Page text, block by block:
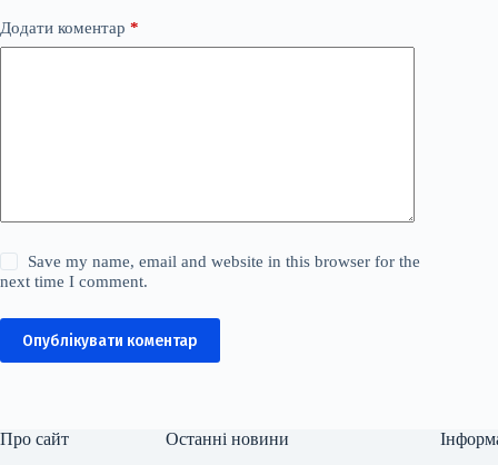
Додати коментар *
Save my name, email and website in this browser for the
next time I comment.
Опублікувати коментар
Про сайт Останні новини